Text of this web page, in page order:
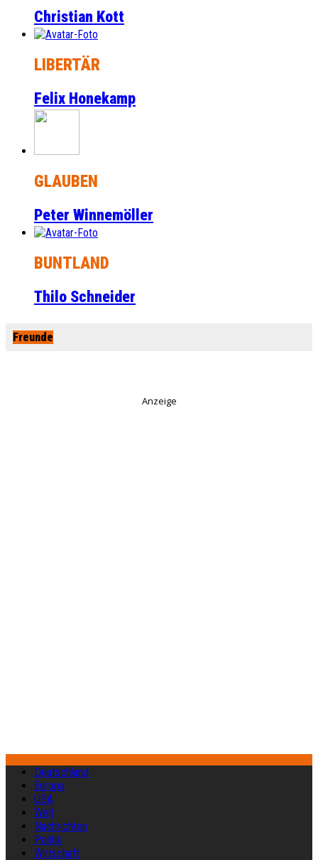
Christian Kott
LIBERTÄR
Felix Honekamp
GLAUBEN
Peter Winnemöller
BUNTLAND
Thilo Schneider
Freunde
Anzeige
Deutschland
Europa
USA
Welt
Nachrichten
Politik
Wirtschaft